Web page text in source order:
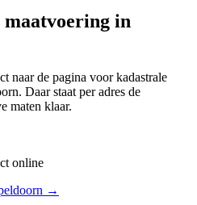
in
naar de pagina voor kadastrale
Daar staat per adres de
maten klaar.
online
→